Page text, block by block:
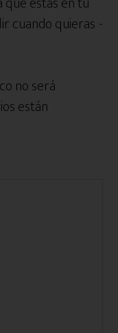
cuando quieras -
no será
están